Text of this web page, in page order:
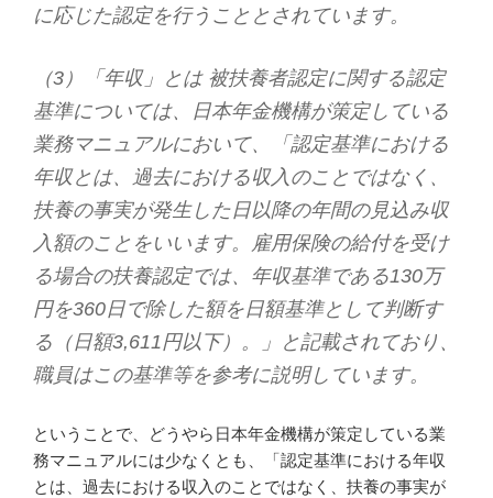
に応じた認定を行うこととされています。
（3）「年収」とは 被扶養者認定に関する認定
基準については、日本年金機構が策定している
業務マニュアルにおいて、「認定基準における
年収とは、過去における収入のことではなく、
扶養の事実が発生した日以降の年間の見込み収
入額のことをいいます。雇用保険の給付を受け
る場合の扶養認定では、年収基準である130万
円を360日で除した額を日額基準として判断す
る（日額3,611円以下）。」と記載されており、
職員はこの基準等を参考に説明しています。
ということで、どうやら日本年金機構が策定している業
務マニュアルには少なくとも、「認定基準における年収
とは、過去における収入のことではなく、扶養の事実が